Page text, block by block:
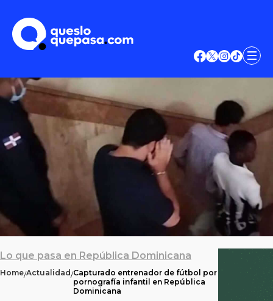
Lo que pasa en República Dominicana
Home/Actualidad/Capturado entrenador de fútbol por
pornografía infantil en República
Dominicana